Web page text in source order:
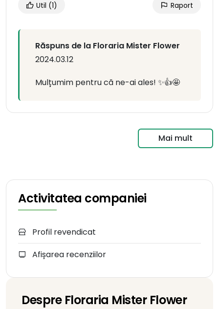
Util (1) Raport
Răspuns de la Floraria Mister Flower
2024.03.12
Mulțumim pentru că ne-ai ales! ✨👍🤩
Mai mult
Activitatea companiei
Profil revendicat
Afișarea recenziilor
Despre Floraria Mister Flower